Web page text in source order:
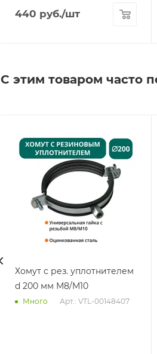
440 руб./шт
С этим товаром часто
Хомут с рез. уплотнителем
d 200 мм М8/М10
Много Арт.: VTL-00148407